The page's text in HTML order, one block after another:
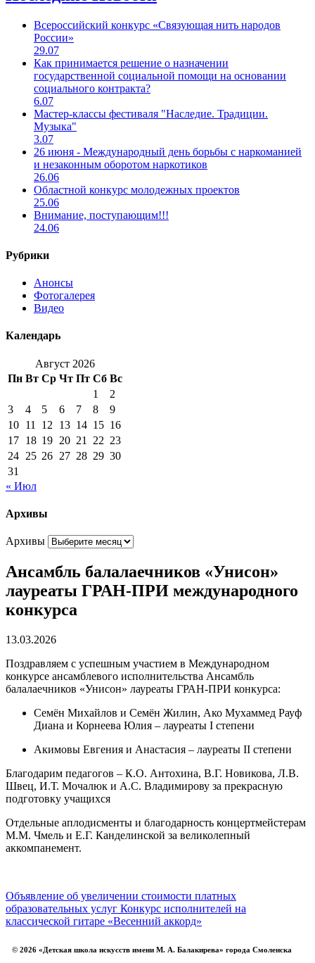
Всероссийский конкурс «Связующая нить народов
России»
29.07
Как принимается решение о назначении
государственной социальной помощи на основании
социального контракта?
6.07
Мастер-классы фестиваля "Наследие. Традиции.
Музыка"
3.07
26 июня - Международный день борьбы с наркоманией
и незаконным оборотом наркотиков
26.06
Областной конкурс молодежных проектов
25.06
Внимание, поступающим!!!
24.06
Рубрики
Анонсы
Фотогалерея
Видео
Календарь
Август 2026
Пн Вт Ср Чт Пт Сб Вс
1
2
3
4 5 6 7 8
9
10 11 12 13 14 15 16
17 18 19 20 21 22 23
24 25 26 27 28 29 30
31
« Июл
Архивы
Архивы
Ансамбль балалаечников «Унисон»
лауреаты ГРАН-ПРИ международного
конкурса
13.03.2026
Поздравляем с успешным участием в Международном
конкурсе ансамблевого исполнительства Ансамбль
балалаечников «Унисон» лауреаты ГРАН-ПРИ конкурса:
Семён Михайлов и Семён Жилин, Ако Мухаммед Рауф
Диана и Корнеева Юлия – лауреаты I степени
Акимовы Евгения и Анастасия – лауреаты II степени
Благодарим педагогов – К.О. Антохина, В.Г. Новикова, Л.В.
Швец, И.Т. Мочалюк и А.С. Владимирову за прекрасную
подготовку учащихся
Отдельные аплодисменты и благодарность концертмейстерам
М.М. Чмель и Е.Г. Канделинской за великолепный
аккомпанемент.
Объявление об увеличении стоимости платных
образовательных услуг Конкурс исполнителей на
классической гитаре «Весенний аккорд»
© 2026 «Детская школа искусств имени М. А. Балакирева» города Смоленска